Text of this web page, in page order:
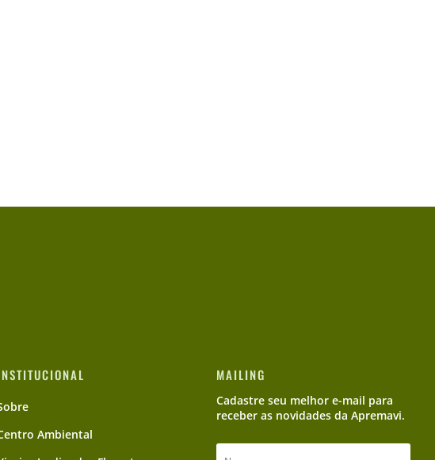
Ambiental
MAILING
Cadastre seu melhor e-mail para
receber as novidades da Apremavi.